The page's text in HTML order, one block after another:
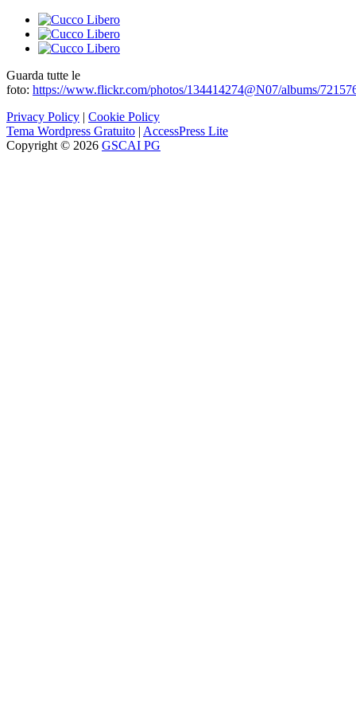
Guarda tutte le
foto: https://www.flickr.com/photos/134414274@N07/albums/
Privacy Policy | Cookie Policy
Tema Wordpress Gratuito | AccessPress Lite
Copyright © 2026 GSCAI PG